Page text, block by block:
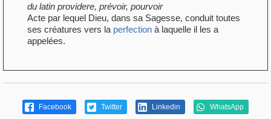
du latin providere, prévoir, pourvoir
Acte par lequel Dieu, dans sa Sagesse, conduit toutes
ses créatures vers la perfection à laquelle il les a
appelées.
Facebook Twitter Linkedin WhatsApp